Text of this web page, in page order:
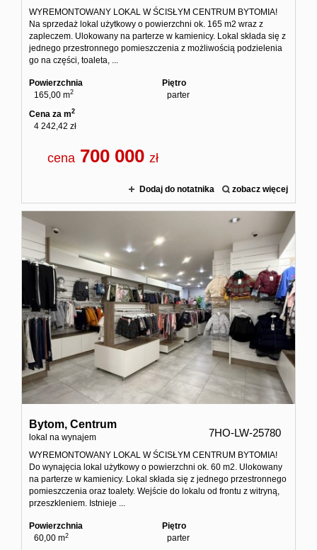
WYREMONTOWANY LOKAL W ŚCISŁYM CENTRUM BYTOMIA!
Na sprzedaż lokal użytkowy o powierzchni ok. 165 m2 wraz z
zapleczem. Ulokowany na parterze w kamienicy. Lokal składa się z
jednego przestronnego pomieszczenia z możliwością podzielenia
go na części, toaleta, ...
Powierzchnia
165,00 m2
Piętro
parter
Cena za m2
4 242,42 zł
cena 700 000 zł
Dodaj do notatnika zobacz więcej
Bytom, Centrum
lokal na wynajem 7HO-LW-25780
WYREMONTOWANY LOKAL W ŚCISŁYM CENTRUM BYTOMIA!
Do wynajęcia lokal użytkowy o powierzchni ok. 60 m2. Ulokowany
na parterze w kamienicy. Lokal składa się z jednego przestronnego
pomieszczenia oraz toalety. Wejście do lokalu od frontu z witryną,
przeszkleniem. Istnieje ...
Powierzchnia
60,00 m2
Piętro
parter